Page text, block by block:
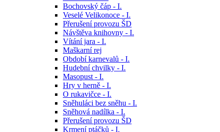
Bochovský čáp - I.
Veselé Velikonoce - I.
Přerušení provozu ŠD
Návštěva knihovny - I.
Vítání jara - I.
Maškarní rej
Období karnevalů - I.
Hudební chvilky - I.
Masopust - I.
Hry v herně - I.
O rukavičce - I.
Sněhuláci bez sněhu - I.
Sněhová nadílka - I.
Přerušení provozu ŠD
Krmení ptáčků - I.